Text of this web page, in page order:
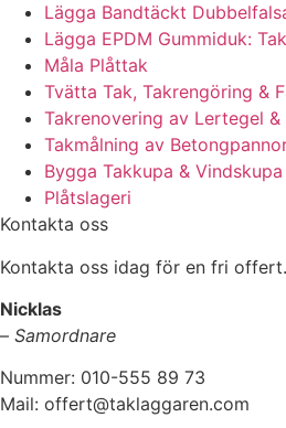
Lägga Bandtäckt
Lägga EPDM Gummiduk:
Måla Plåttak
Tvätta Tak, Takrengöring &
Takrenovering av Lertegel
Takmålning av
Bygga Takkupa & Vindskupa
Plåtslageri
Kontakta oss
Kontakta oss idag för en fri offert.
Nicklas
– Samordnare
Nummer: 010-555 89 73
Mail: offert@taklaggaren.com